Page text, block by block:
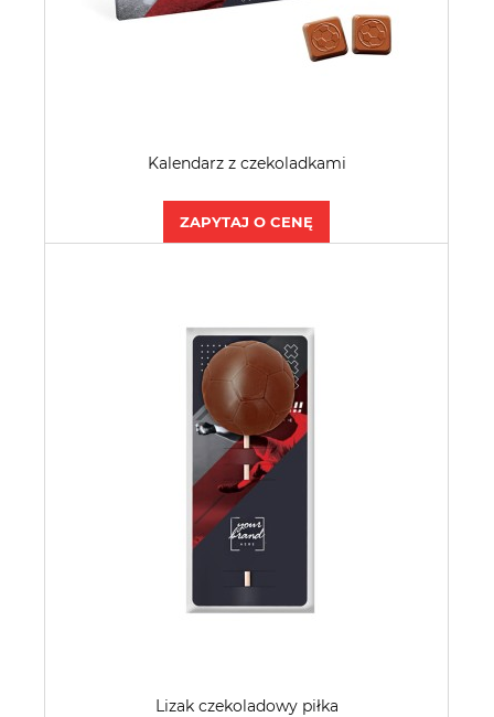
Kalendarz z czekoladkami
ZAPYTAJ O CENĘ
Lizak czekoladowy piłka